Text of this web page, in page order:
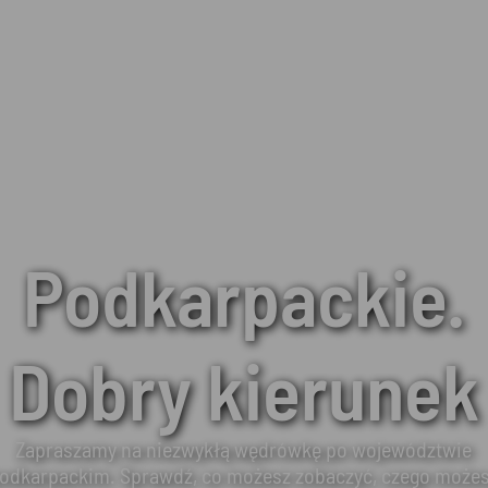
Podkarpackie.
Dobry kierunek
Zapraszamy na niezwykłą wędrówkę po województwie
Sprawdź, co możesz zobaczyć, czego